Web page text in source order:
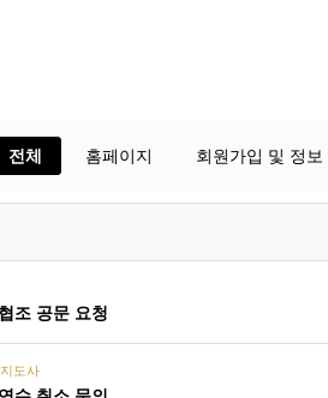
전체 홈페이지 회원가입 및 정보
협조 공문 요청
도사